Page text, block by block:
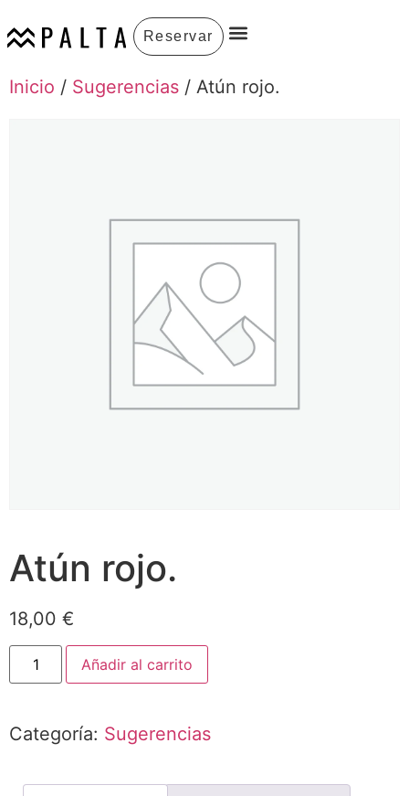
Reservar
Inicio / Sugerencias / Atún rojo.
Atún rojo.
18,00 €
Añadir al carrito
Categoría: Sugerencias